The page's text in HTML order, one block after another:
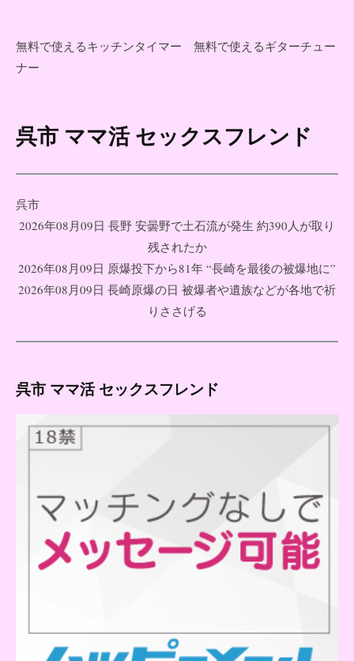
無料で使えるキッチンタイマー
無料で使えるギターチュー
ナー
コ
ン
テ
ン
呉市 ママ活 セックスフレンド
呉市
2026年08月09日 長野 安曇野で土石流が発生 約390人が取り
残されたか
2026年08月09日 原爆投下から81年 “長崎を最後の被爆地に”
2026年08月09日 長崎原爆の日 被爆者や遺族などが各地で祈
りささげる
呉市 ママ活 セックスフレンド